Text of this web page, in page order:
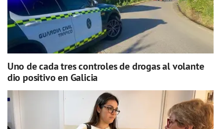
Uno de cada tres controles de drogas al volante
dio positivo en Galicia